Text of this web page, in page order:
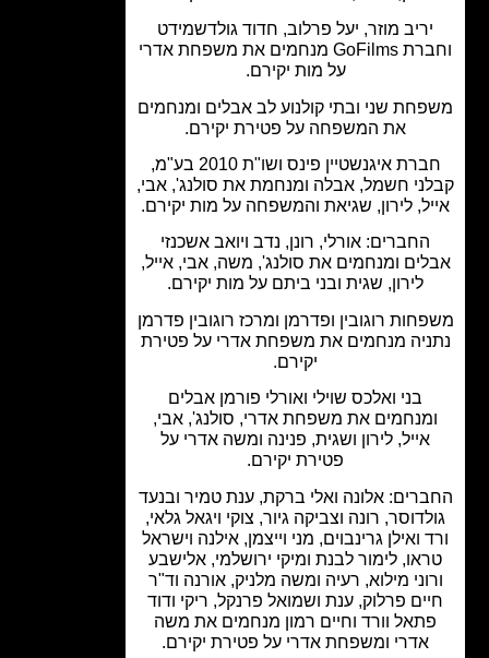
מוזר, יעל פרלוב, חדוד גולדשמידט
וחברת GoFilms מנחמים את משפחת אדרי
על מות יקירם.
שני ובתי קולנוע לב אבלים ומנחמים
את המשפחה על פטירת יקירם.
חברת איגנשטיין פינס ושו"ת 2010 בע"מ,
חשמל, אבלה ומנחמת את סולנג', אבי,
לירון, שגיאת והמשפחה על מות יקירם.
החברים: אורלי, רונן, נדב ויואב אשכנזי
ומנחמים את סולנג', משה, אבי, אייל,
לירון, שגית ובני ביתם על מות יקירם.
רוגובין ופדרמן ומרכז רוגובין פדרמן
מנחמים את משפחת אדרי על פטירת
בני ואלכס שוילי ואורלי פורמן אבלים
את משפחת אדרי, סולנג', אבי,
אייל, לירון ושגית, פנינה ומשה אדרי על
פטירת יקירם.
אלונה ואלי ברקת, ענת טמיר ובנעד
רונה וצביקה גיור, צוקי ויגאל גלאי,
ואילן גרינבוים, מני וייצמן, אילנה וישראל
לימור לבנת ומיקי ירושלמי, אלישבע
מילוא, רעיה ומשה מלניק, אורנה וד"ר
פרלוק, ענת ושמואל פרנקל, ריקי ודוד
וורד וחיים רמון מנחמים את משה
אדרי ומשפחת אדרי על פטירת יקירם.